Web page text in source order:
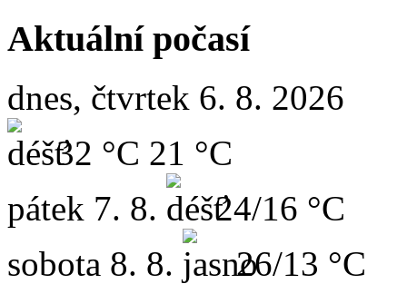
Aktuální počasí
dnes, čtvrtek 6. 8. 2026
32 °C 21 °C
pátek 7. 8.
24/16 °C
sobota 8. 8.
26/13 °C